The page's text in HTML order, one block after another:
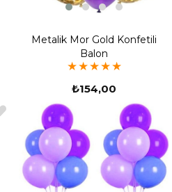
Metalik Mor Gold Konfetili
Balon
★★★★★
₺154,00